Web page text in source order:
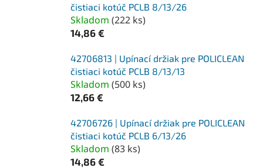
čistiaci kotúč PCLB 8/13/26
Skladom (222 ks)
14,86 €
42706813 | Upínací držiak pre POLICLEAN
čistiaci kotúč PCLB 8/13/13
Skladom (500 ks)
12,66 €
42706726 | Upínací držiak pre POLICLEAN
čistiaci kotúč PCLB 6/13/26
Skladom (83 ks)
14,86 €